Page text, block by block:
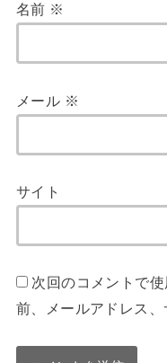
名前 ※
メール ※
サイト
次回のコメントで
前、メールアドレス、